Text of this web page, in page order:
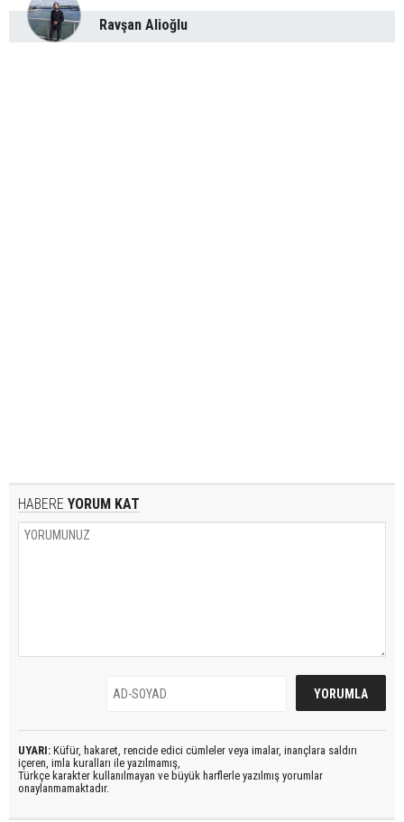
Ravşan Alioğlu
HABERE YORUM KAT
UYARI: Küfür, hakaret, rencide edici cümleler veya imalar, inançlara saldırı
içeren, imla kuralları ile yazılmamış,
Türkçe karakter kullanılmayan ve büyük harflerle yazılmış yorumlar
onaylanmamaktadır.